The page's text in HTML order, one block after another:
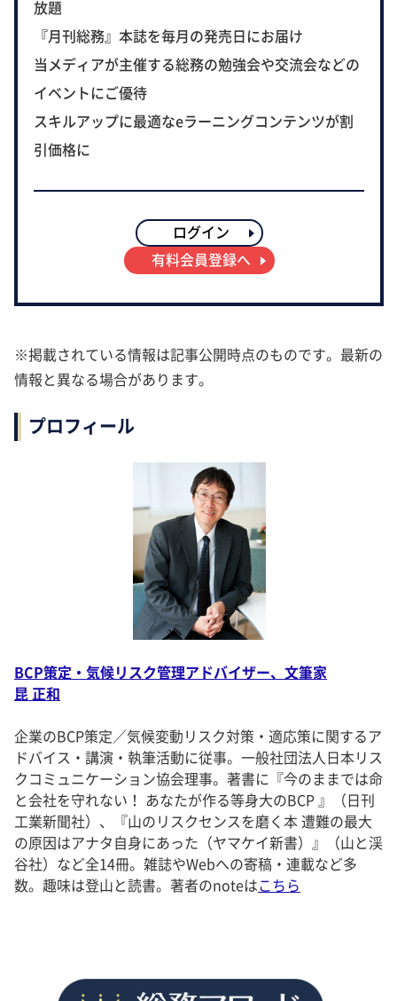
放題
『月刊総務』本誌を毎月の発売日にお届け
当メディアが主催する総務の勉強会や交流会などの
イベントにご優待
スキルアップに最適なeラーニングコンテンツが割
引価格に
ログイン
有料会員登録へ
※掲載されている情報は記事公開時点のものです。最新の
情報と異なる場合があります。
プロフィール
BCP策定・気候リスク管理アドバイザー、文筆家
昆 正和
企業のBCP策定／気候変動リスク対策・適応策に関するア
ドバイス・講演・執筆活動に従事。一般社団法人日本リス
クコミュニケーション協会理事。著書に『今のままでは命
と会社を守れない！ あなたが作る等身大のBCP 』（日刊
工業新聞社）、『山のリスクセンスを磨く本 遭難の最大
の原因はアナタ自身にあった（ヤマケイ新書）』（山と渓
谷社）など全14冊。雑誌やWebへの寄稿・連載など多
数。趣味は登山と読書。著者のnoteはこちら